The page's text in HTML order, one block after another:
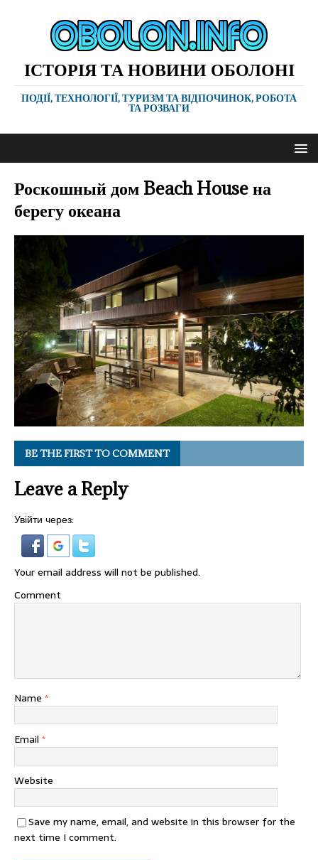
ІСТОРІЯ ТА НОВИНИ ОБОЛОНІ
ПОДІЇ, ТЕХНОЛОГІЇ, ТУРИЗМ ТА ВІДПОЧИНОК, РОБОТА
ТА РОЗВАГИ
Роскошный дом Beach House на
берегу океана
BE THE FIRST TO COMMENT
Leave a Reply
Увійти через:
Your email address will not be published.
Comment
Name *
Email *
Website
Save my name, email, and website in this browser for the
next time I comment.